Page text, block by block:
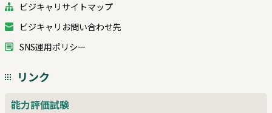
ビジキャリサイトマップ
ビジキャリお問い合わせ先
SNS運用ポリシー
リンク
能力評価試験